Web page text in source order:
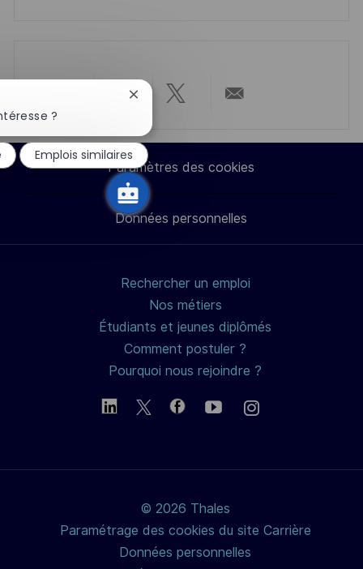
e
Partager
via
LinkedIn
Partager
via
Facebook
Partager
via
twitter
par
e-
mail
Paramètres des cookies
Données personnelles
Rechercher un emploi
Nos métiers
Étudiants et jeunes diplômés
Comment postuler ?
Pourquoi nous rejoindre ?
© 2026 Thales
Paramétrage des cookies du site Carrière
Données personnelles
?
Fermer
notification
du
chatbot
Emplois similaires